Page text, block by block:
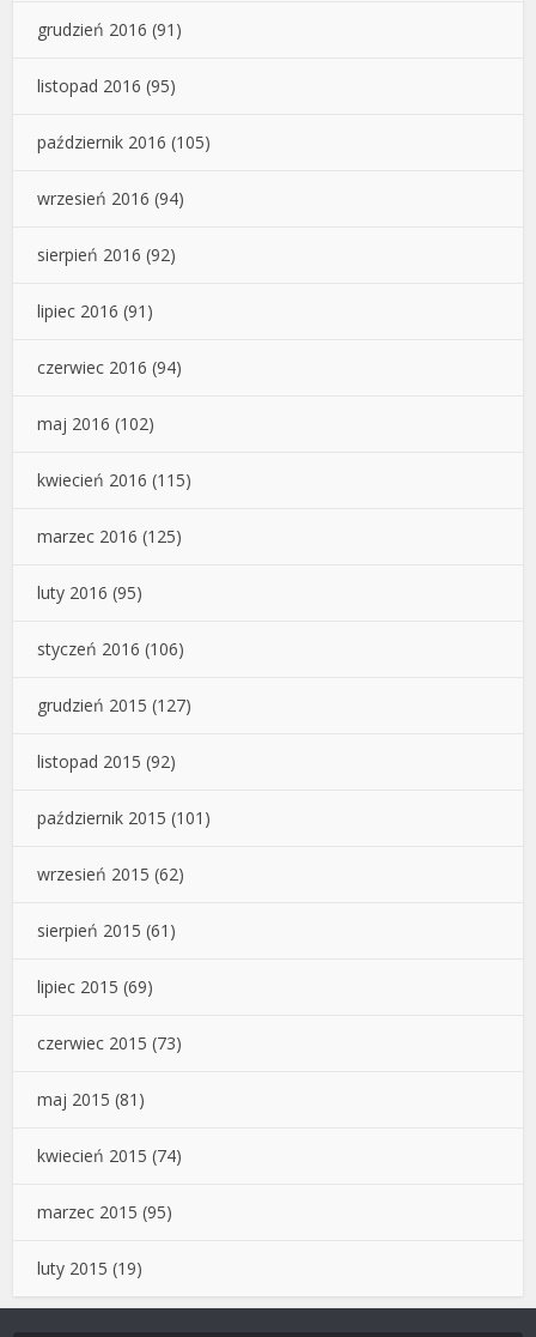
grudzień 2016 (91)
listopad 2016 (95)
październik 2016 (105)
wrzesień 2016 (94)
sierpień 2016 (92)
lipiec 2016 (91)
czerwiec 2016 (94)
maj 2016 (102)
kwiecień 2016 (115)
marzec 2016 (125)
luty 2016 (95)
styczeń 2016 (106)
grudzień 2015 (127)
listopad 2015 (92)
październik 2015 (101)
wrzesień 2015 (62)
sierpień 2015 (61)
lipiec 2015 (69)
czerwiec 2015 (73)
maj 2015 (81)
kwiecień 2015 (74)
marzec 2015 (95)
luty 2015 (19)